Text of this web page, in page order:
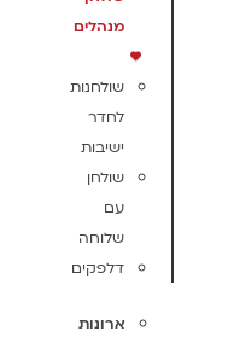
מנהלים
שולחנות
לחדר
ישיבות
שולחן
עם
שלוחה
דלפקים
ארונות